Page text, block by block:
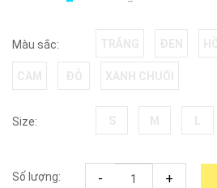
Màu sắc:
Size:
Số lượng: - +